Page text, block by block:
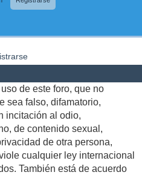
de este foro, que no
sea falso, difamatorio,
incitación al odio,
de contenido sexual,
de otra persona,
cualquier ley internacional
También está de acuerdo